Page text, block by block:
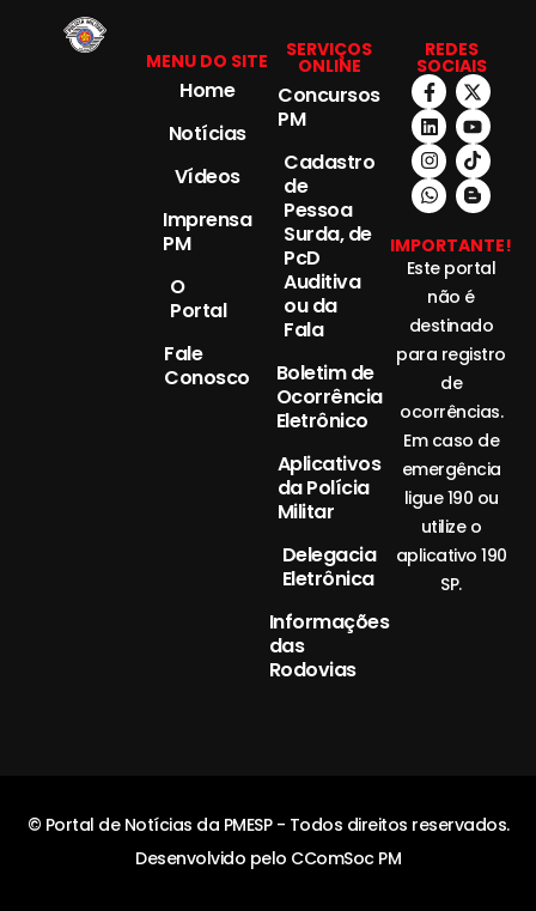
MENU DO SITE
Home
Notícias
Vídeos
Imprensa
PM
O
Portal
Fale
Conosco
SERVIÇOS
ONLINE
Concursos
PM
Cadastro
de
Pessoa
Surda, de
PcD
Auditiva
ou da
Fala
Boletim de
Ocorrência
Eletrônico
Aplicativos
da Polícia
Militar
Delegacia
Eletrônica
Informações
das
Rodovias
REDES
SOCIAIS
IMPORTANTE!
Este portal
não é
destinado
para registro
de
ocorrências.
Em caso de
emergência
ligue 190 ou
utilize o
aplicativo 190
SP.
© Portal de Notícias da PMESP - Todos direitos reservados.
Desenvolvido pelo CComSoc PM